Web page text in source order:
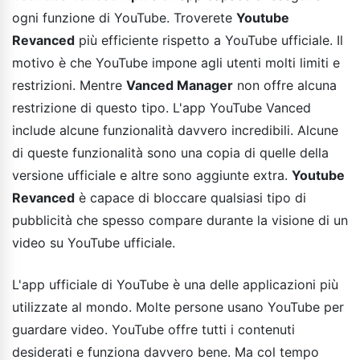
ogni funzione di YouTube. Troverete Youtube
Revanced più efficiente rispetto a YouTube ufficiale. Il
motivo è che YouTube impone agli utenti molti limiti e
restrizioni. Mentre Vanced Manager non offre alcuna
restrizione di questo tipo. L'app YouTube Vanced
include alcune funzionalità davvero incredibili. Alcune
di queste funzionalità sono una copia di quelle della
versione ufficiale e altre sono aggiunte extra. Youtube
Revanced è capace di bloccare qualsiasi tipo di
pubblicità che spesso compare durante la visione di un
video su YouTube ufficiale.
L'app ufficiale di YouTube è una delle applicazioni più
utilizzate al mondo. Molte persone usano YouTube per
guardare video. YouTube offre tutti i contenuti
desiderati e funziona davvero bene. Ma col tempo